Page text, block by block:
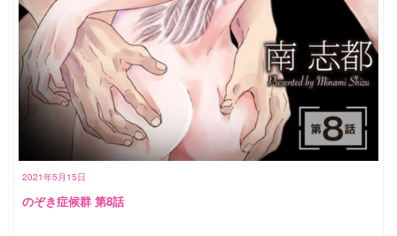
2021年5月15日
のぞき症候群 第8話